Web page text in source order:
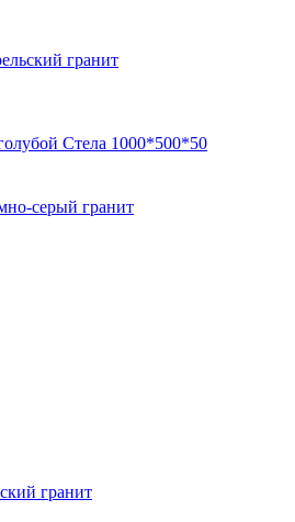
гранит
Стела 1000*500*50
серый гранит
гранит